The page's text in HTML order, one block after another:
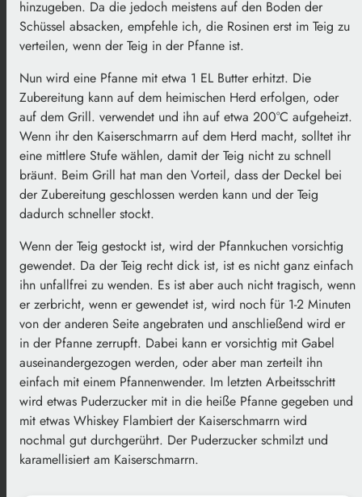
hinzugeben. Da die jedoch meistens auf den Boden der
Schüssel absacken, empfehle ich, die Rosinen erst im Teig zu
verteilen, wenn der Teig in der Pfanne ist.
Nun wird eine Pfanne mit etwa 1 EL Butter erhitzt. Die
Zubereitung kann auf dem heimischen Herd erfolgen, oder
auf dem Grill. verwendet und ihn auf etwa 200°C aufgeheizt.
Wenn ihr den Kaiserschmarrn auf dem Herd macht, solltet ihr
eine mittlere Stufe wählen, damit der Teig nicht zu schnell
bräunt. Beim Grill hat man den Vorteil, dass der Deckel bei
der Zubereitung geschlossen werden kann und der Teig
dadurch schneller stockt.
Wenn der Teig gestockt ist, wird der Pfannkuchen vorsichtig
gewendet. Da der Teig recht dick ist, ist es nicht ganz einfach
ihn unfallfrei zu wenden. Es ist aber auch nicht tragisch, wenn
er zerbricht, wenn er gewendet ist, wird noch für 1-2 Minuten
von der anderen Seite angebraten und anschließend wird er
in der Pfanne zerrupft. Dabei kann er vorsichtig mit Gabel
auseinandergezogen werden, oder aber man zerteilt ihn
einfach mit einem Pfannenwender. Im letzten Arbeitsschritt
wird etwas Puderzucker mit in die heiße Pfanne gegeben und
mit etwas Whiskey Flambiert der Kaiserschmarrn wird
nochmal gut durchgerührt. Der Puderzucker schmilzt und
karamellisiert am Kaiserschmarrn.